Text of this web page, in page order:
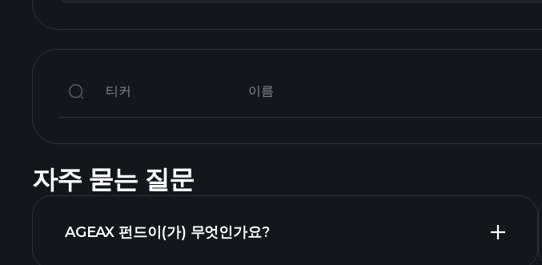
티커 이름
자주 묻는 질문
AGEAX 펀드이(가) 무엇인가요?